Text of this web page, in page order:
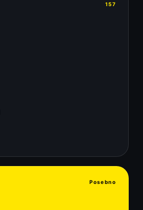
157
Posebno